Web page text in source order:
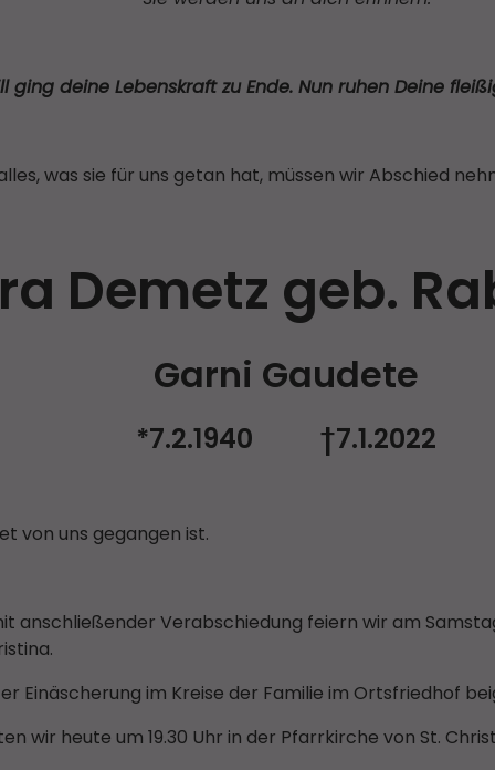
ging deine Lebenskraft zu Ende. Nun ruhen Deine
was sie für uns getan hat, müssen wir Abschied
Demetz geb.
Garni Gaudete
*7.2.1940 †7.1.2022
von uns gegangen ist.
anschließender Verabschiedung feiern wir am
Einäscherung im Kreise der Familie im Ortsfriedhof
wir heute um 19.30 Uhr in der Pfarrkirche von St.